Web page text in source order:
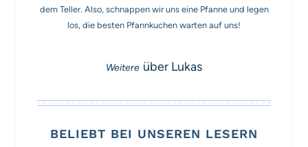
dem Teller. Also, schnappen wir uns eine Pfanne und legen
los, die besten Pfannkuchen warten auf uns!
über Lukas
BELIEBT BEI UNSEREN LESERN